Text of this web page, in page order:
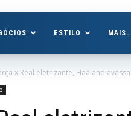
ESTILO MAIS…
x Real eletrizante, Haaland